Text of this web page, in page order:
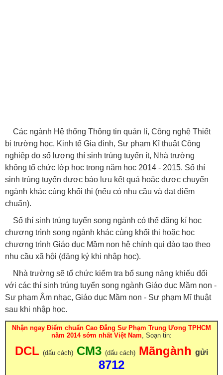
Các ngành Hệ thống Thông tin quản lí, Công nghệ Thiết
bị trường học, Kinh tế Gia đình, Sư phạm Kĩ thuật Công
nghiệp do số lượng thí sinh trúng tuyển ít, Nhà trường
không tổ chức lớp học trong năm học 2014 - 2015. Số thí
sinh trúng tuyển được bảo lưu kết quả hoặc được chuyển
ngành khác cùng khối thi (nếu có nhu cầu và đạt điểm
chuẩn).
Số thí sinh trúng tuyển song ngành có thể đăng kí học
chương trình song ngành khác cùng khối thi hoặc học
chương trình Giáo dục Mầm non hệ chính qui đào tạo theo
nhu cầu xã hội (đăng ký khi nhập học).
Nhà trường sẽ tổ chức kiểm tra bổ sung năng khiếu đối
với các thí sinh trúng tuyển song ngành Giáo dục Mầm non -
Sư phạm Âm nhạc, Giáo dục Mầm non - Sư phạm Mĩ thuật
sau khi nhập học.
Nhận ngay Điểm chuẩn Cao Đẳng Sư Phạm Trung Ương TPHCM
năm 2014 sớm nhất Việt Nam, Soạn tin:
DCL (dấu cách) CM3 (dấu cách) Mãngành gửi
8712